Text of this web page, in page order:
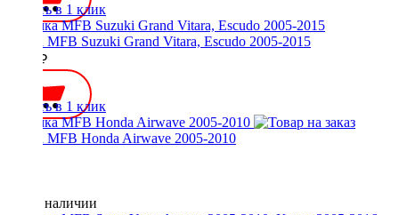
Купить в 1 клик
Рамка MFB Suzuki Grand Vitara, Escudo 2005-2015
2000 ₽
Купить в 1 клик
Рамка MFB Honda Airwave 2005-2010
Нет в наличии